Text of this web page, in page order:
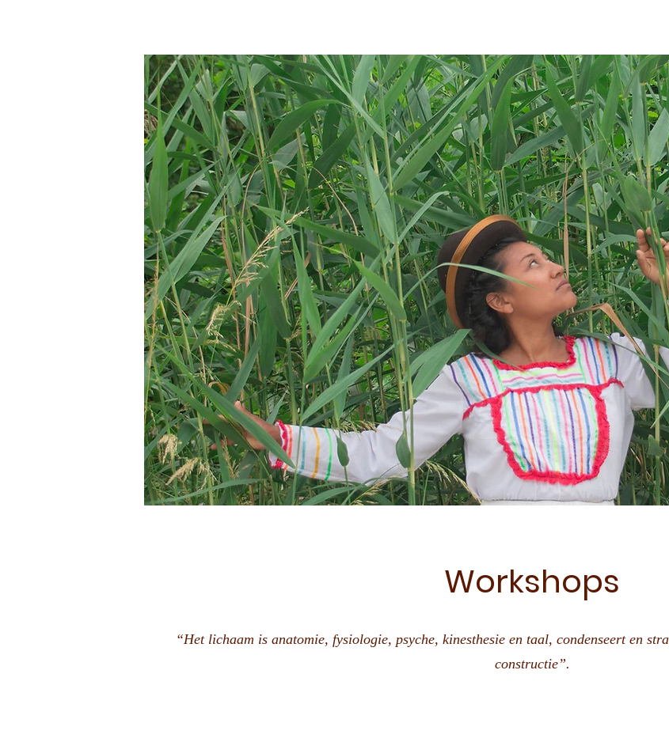
Workshops
“Het lichaam is anatomie, fysiologie, psyche, kinesthesie en taal, condenseert en
constructie”.